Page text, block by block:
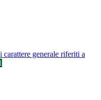
generale riferiti a